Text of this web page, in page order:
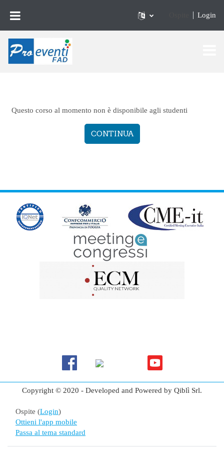
Login
Questo corso al momento non è disponibile agli studenti
CONTINUA
Copyright © 2020 - Developed and Powered by Qiblì Srl.
Ospite (Login)
Ottieni l'app mobile
Passa al tema standard